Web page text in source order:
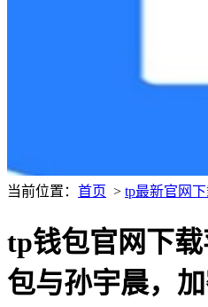
当前位置： 首页 > tp最新官网
tp钱包官网下
包与孙宇晨，